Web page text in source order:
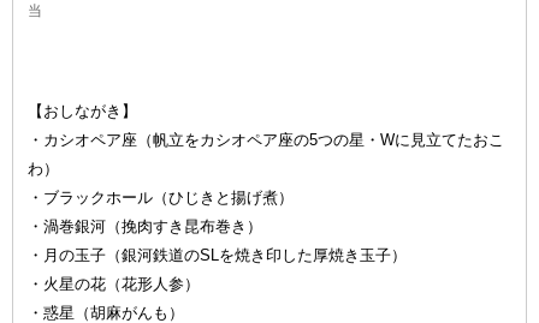
当
【おしながき】
・カシオペア座（帆立をカシオペア座の5つの星・Wに見立てたおこ
わ）
・ブラックホール（ひじきと揚げ煮）
・渦巻銀河（挽肉すき昆布巻き）
・月の玉子（銀河鉄道のSLを焼き印した厚焼き玉子）
・火星の花（花形人参）
・惑星（胡麻がんも）